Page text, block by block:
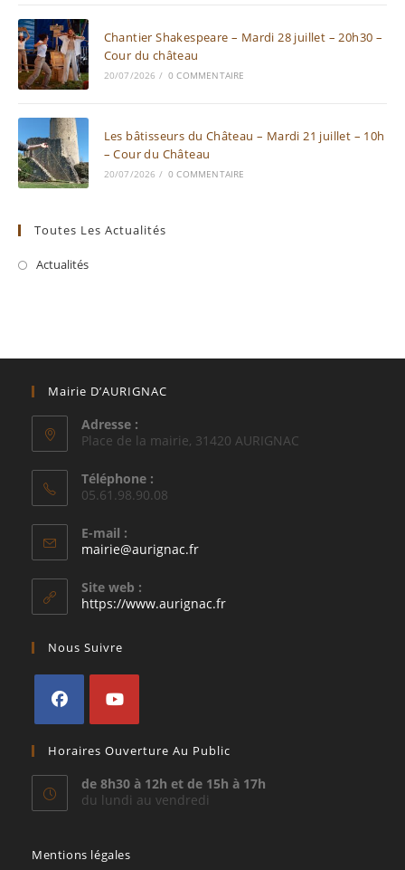
Chantier Shakespeare – Mardi 28 juillet – 20h30 –
Cour du château
20/07/2026 / 0 COMMENTAIRE
Les bâtisseurs du Château – Mardi 21 juillet – 10h
– Cour du Château
20/07/2026 / 0 COMMENTAIRE
Toutes Les Actualités
Actualités
Mairie D’AURIGNAC
Adresse :
Place de la mairie, 31420 AURIGNAC
Téléphone :
05.61.98.90.08
E-mail :
mairie@aurignac.frS’ouvre
application
Site web :
https://www.aurignac.fr
Nous Suivre
dans
un
nouvel
dans
un
nouvel
Horaires Ouverture Au Public
de 8h30 à 12h et de 15h à 17h
du lundi au vendredi
Mentions légales